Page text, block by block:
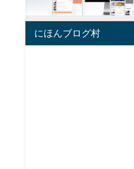
にほんブログ村